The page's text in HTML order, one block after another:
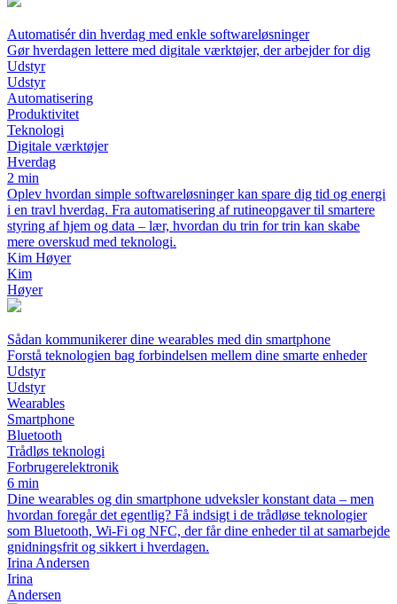
Automatisér din hverdag med enkle softwareløsninger
Gør hverdagen lettere med digitale værktøjer, der arbejder for dig
Udstyr
Udstyr
Automatisering
Produktivitet
Teknologi
Digitale værktøjer
Hverdag
2 min
Oplev hvordan simple softwareløsninger kan spare dig tid og energi
i en travl hverdag. Fra automatisering af rutineopgaver til smartere
styring af hjem og data – lær, hvordan du trin for trin kan skabe
mere overskud med teknologi.
Kim Høyer
Kim
Høyer
Sådan kommunikerer dine wearables med din smartphone
Forstå teknologien bag forbindelsen mellem dine smarte enheder
Udstyr
Udstyr
Wearables
Smartphone
Bluetooth
Trådløs teknologi
Forbrugerelektronik
6 min
Dine wearables og din smartphone udveksler konstant data – men
hvordan foregår det egentlig? Få indsigt i de trådløse teknologier
som Bluetooth, Wi-Fi og NFC, der får dine enheder til at samarbejde
gnidningsfrit og sikkert i hverdagen.
Irina Andersen
Irina
Andersen